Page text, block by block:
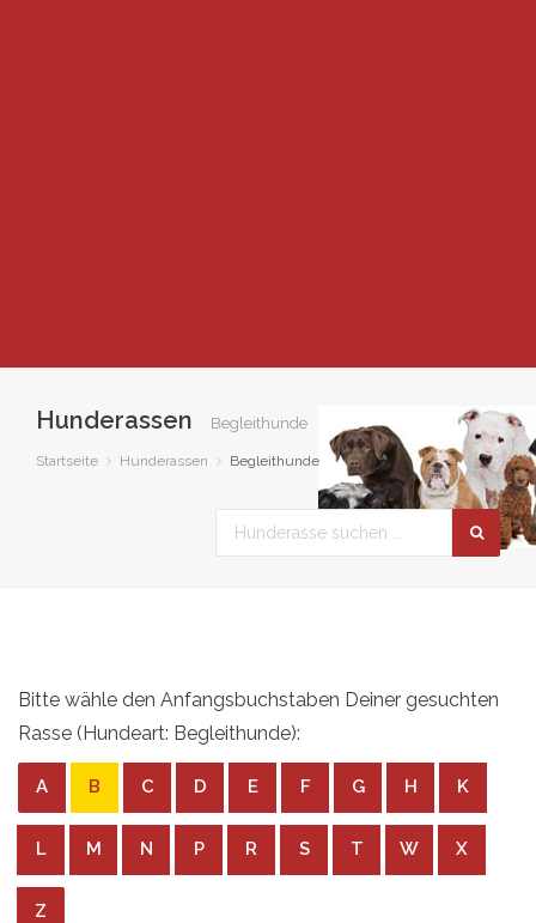
Hunderassen Begleithunde
Startseite Hunderassen Begleithunde
Bitte wähle den Anfangsbuchstaben Deiner gesuchten
Rasse (Hundeart: Begleithunde):
A B C D E F G H K
L M N P R S T W X
Z